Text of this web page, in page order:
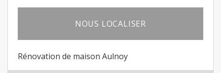
NOUS LOCALISER
Rénovation de maison Aulnoy